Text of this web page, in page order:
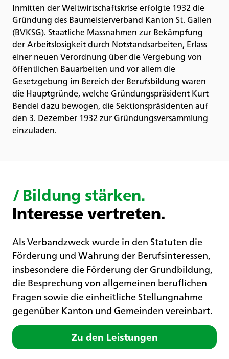
Inmitten der Weltwirtschaftskrise erfolgte 1932 die
Gründung des Baumeisterverband Kanton St. Gallen
(BVKSG). Staatliche Massnahmen zur Bekämpfung
der Arbeitslosigkeit durch Notstandsarbeiten, Erlass
einer neuen Verordnung über die Vergebung von
öffentlichen Bauarbeiten und vor allem die
Gesetzgebung im Bereich der Berufsbildung waren
die Hauptgründe, welche Gründungspräsident Kurt
Bendel dazu bewogen, die Sektionspräsidenten auf
den 3. Dezember 1932 zur Gründungsversammlung
einzuladen.
/Bildung stärken.
Interesse vertreten.
Als Verbandzweck wurde in den Statuten die
Förderung und Wahrung der Berufsinteressen,
insbesondere die Förderung der Grundbildung,
die Besprechung von allgemeinen beruflichen
Fragen sowie die einheitliche Stellungnahme
gegenüber Kanton und Gemeinden vereinbart.
Zu den Leistungen